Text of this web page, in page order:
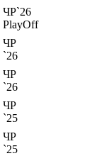
ЧР`26
PlayOff
ЧР
`26
ЧР
`26
ЧР
`25
ЧР
`25